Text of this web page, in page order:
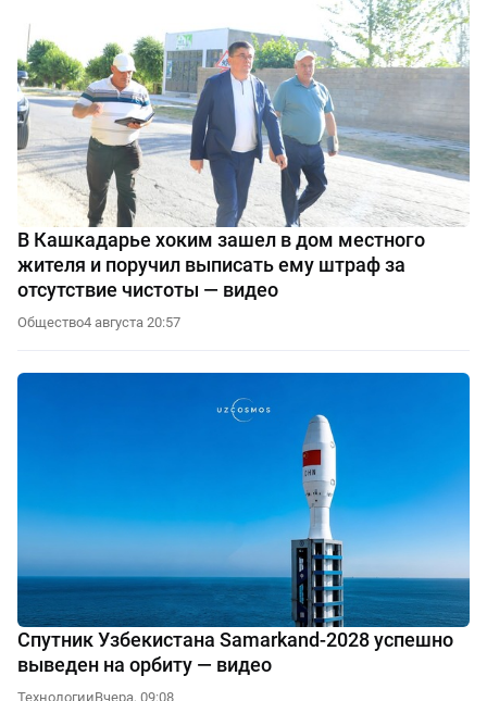
В Кашкадарье хоким зашел в дом местного
жителя и поручил выписать ему штраф за
отсутствие чистоты — видео
Общество4 августа 20:57
Спутник Узбекистана Samarkand-2028 успешно
выведен на орбиту — видео
ТехнологииВчера, 09:08